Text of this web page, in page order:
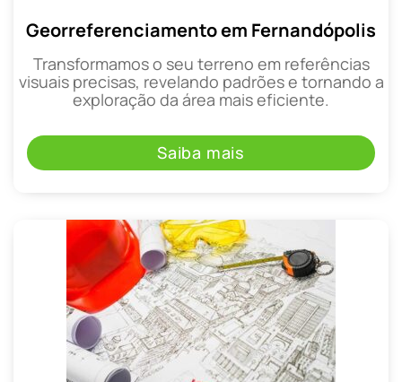
Georreferenciamento em Fernandópolis
Transformamos o seu terreno em referências
visuais precisas, revelando padrões e tornando a
exploração da área mais eficiente.
Saiba mais